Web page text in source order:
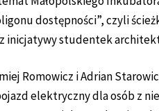
dostępności”, czyli
z inicjatywy studentek
Romowicz i Adrian
elektryczny dla osób z